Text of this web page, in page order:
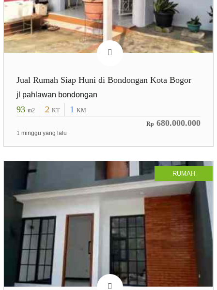
Jual Rumah Siap Huni di Bondongan Kota Bogor
jl pahlawan bondongan
93 m2 2 KT 1 KM
Rp 680.000.000
1 minggu yang lalu
RUMAH